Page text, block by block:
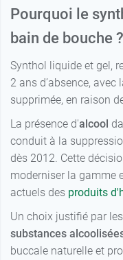
Pourquoi le
bain de bouche ?
Synthol liquide et gel,
2 ans d’absence,
supprimée, en raison
La présence d'alcool
conduit à la
dès 2012. Cette
moderniser la gamme
actuels des produits
Un choix justifié par
substances
buccale naturelle et